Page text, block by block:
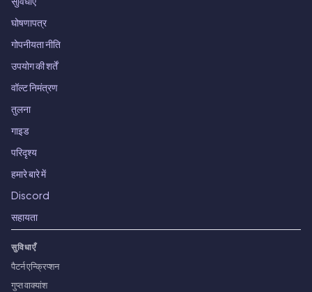
घोषणापत्र
गोपनीयता नीति
उपयोग की शर्तें
वॉल्ट निमंत्रण
तुलना
गाइड
परिदृश्य
हमारे बारे में
Discord
सहायता
सुविधाएँ
पैटर्न एन्क्रिप्शन
गुप्त वाक्यांश